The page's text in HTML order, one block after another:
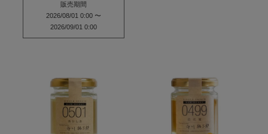
販売期間
2026/08/01 0:00 〜
2026/09/01 0:00